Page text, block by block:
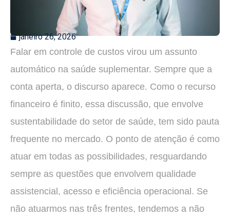
janeiro 26, 2026
Falar em controle de custos virou um assunto
automático na saúde suplementar. Sempre que a
conta aperta, o discurso aparece. Como o recurso
financeiro é finito, essa discussão, que envolve
sustentabilidade do setor de saúde, tem sido pauta
frequente no mercado. O ponto de atenção é como
atuar em todas as possibilidades, resguardando
sempre as questões que envolvem qualidade
assistencial, acesso e eficiência operacional. Se
não atuarmos nas três frentes, tendemos a não